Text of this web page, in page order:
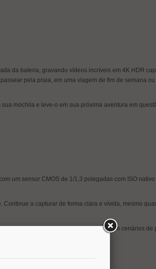
da bateria, gravando vídeos incríveis em 4K HDR
pela praia, em uma viagem de fim de semana
mochila e leve-o em sua próxima aventura em
um sensor CMOS de 1/1,3 polegadas com ISO
a capturar de forma clara e vívida, mesmo
imagens excepcionais mesmo em cenários de
e mantenha tudo enquadrado.